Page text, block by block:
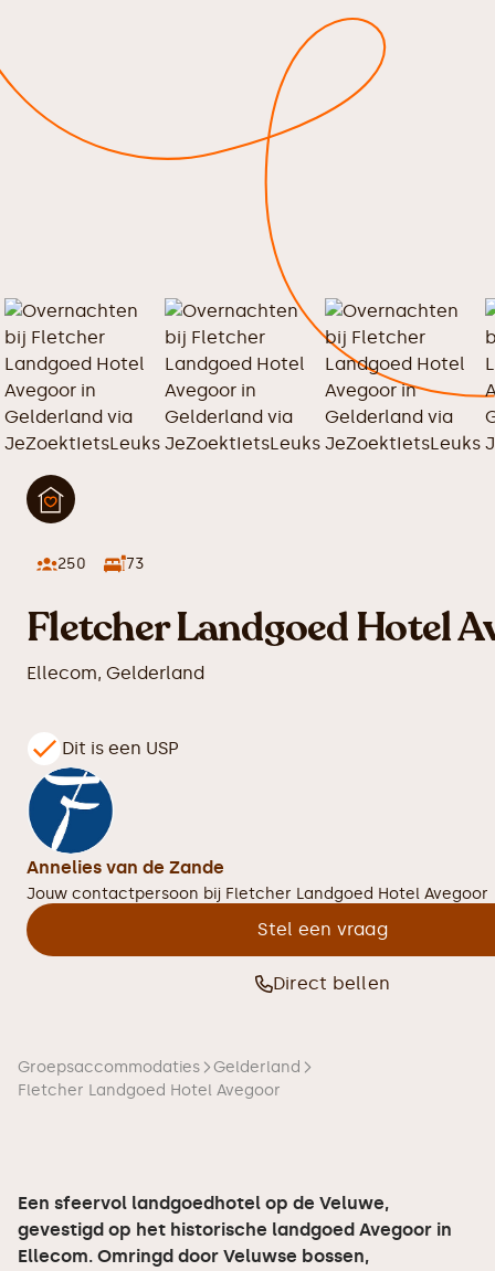
250 73
Fletcher Landgoed Hotel
Ellecom, Gelderland
Dit is een USP
Annelies van de Zande
Jouw contactpersoon bij Fletcher Landgoed Hotel Avegoor
Stel een vraag
Direct bellen
Groepsaccommodaties
Gelderland
Fletcher Landgoed Hotel Avegoor
Een sfeervol landgoedhotel op de Veluwe,
gevestigd op het historische landgoed Avegoor in
Ellecom. Omringd door Veluwse bossen,